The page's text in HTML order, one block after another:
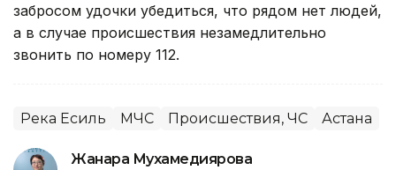
забросом удочки убедиться, что рядом нет людей,
а в случае происшествия незамедлительно
звонить по номеру 112.
Река Есиль МЧС Происшествия, ЧС Астана
Жанара Мухамедиярова